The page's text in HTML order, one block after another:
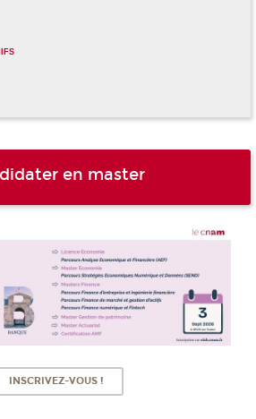
en master
INSCRIVEZ-VOUS !